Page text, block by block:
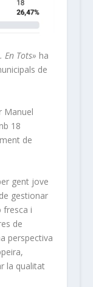
En Tots» ha
de
Manuel
18
de
gent jove
gestionar
fresca i
de
perspectiva
la qualitat